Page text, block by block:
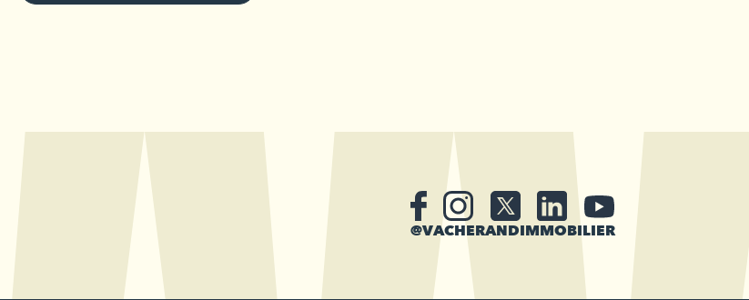
@VACHERANDIMMOBILIER